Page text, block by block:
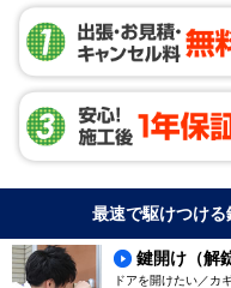
最速で駆けつけ
鍵開け（解
ドアを開けたい／カ